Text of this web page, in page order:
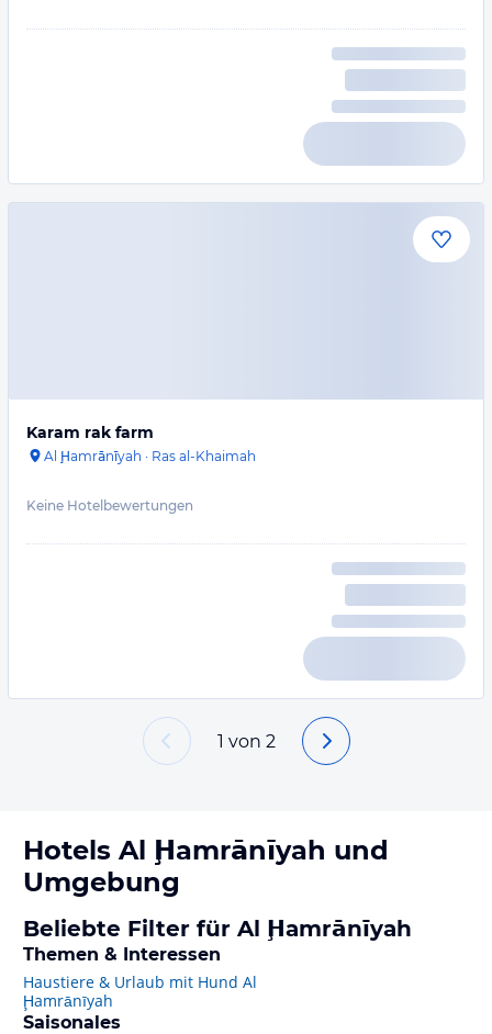
Karam rak farm
Al Ḩamrānīyah · Ras al-Khaimah
Keine Hotelbewertungen
1 von 2
Hotels Al Ḩamrānīyah und
Umgebung
Beliebte Filter für Al Ḩamrānīyah
Themen & Interessen
Haustiere & Urlaub mit Hund Al
Ḩamrānīyah
Saisonales